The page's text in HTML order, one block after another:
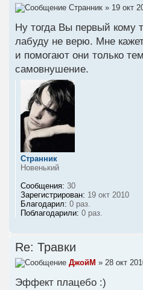
Странник » 19 окт
Ну тогда Вы первый кому
лабуду не верю. Мне
и помогают они только
самовнушение.
Странник
Новенький
Сообщения: 30
Зарегистрирован: 19 окт 2010
Благодарил: 0 раз.
Поблагодарили: 0 раз.
Re: Травки
ДжойМ » 28 окт
Эффект плацебо :)